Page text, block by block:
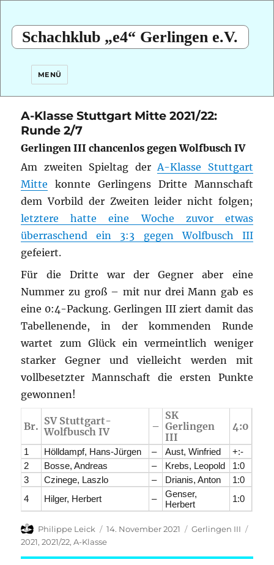
Schachklub „e4“ Gerlingen e.V.
MENÜ
A-Klasse Stuttgart Mitte 2021/22:
Runde 2/7
Gerlingen III chancenlos gegen Wolfbusch IV
Am zweiten Spieltag derA-Klasse Stuttgart
Mitte konnte Gerlingens Dritte Mannschaft
dem Vorbild der Zweiten leider nicht folgen;
letztere hatte eine Woche zuvor etwas
überraschend ein 3:3 gegen Wolfbusch III
gefeiert.
Für die Dritte war der Gegner aber eine
Nummer zu groß – mit nur drei Mann gab es
eine 0:4-Packung. Gerlingen III ziert damit das
Tabellenende, in der kommenden Runde
wartet zum Glück ein vermeintlich weniger
starker Gegner und vielleicht werden mit
vollbesetzter Mannschaft die ersten Punkte
gewonnen!
Br. SV Stuttgart-
Wolfbusch IV
–
SK
Gerlingen
III
4:0
1 Hölldampf, Hans-Jürgen – Aust, Winfried
+:-
2
Bosse, Andreas – Krebs, Leopold
1:0
3
Czinege, Laszlo – Drianis, Anton
1:0
4
Hilger, Herbert –
Genser,
Herbert
1:0
Autor
Philippe Leick
Veröffentlicht
am
14. November 2021 Kategorien
Gerlingen III
2021,2021/22,A-Klasse